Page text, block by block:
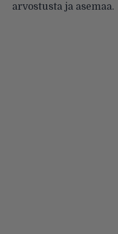
arvostusta ja asemaa.